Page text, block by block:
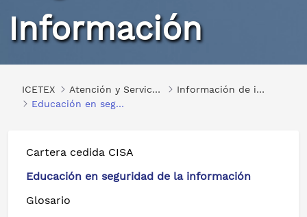
Información
ICETEX Atención y Servicios a la Ciudadanía
Información de interés
Educación en seguridad de la información
Cartera cedida CISA
Educación en seguridad de la información
Glosario